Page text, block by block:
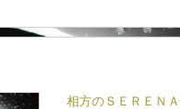
相方のＳＥＲＥＮ